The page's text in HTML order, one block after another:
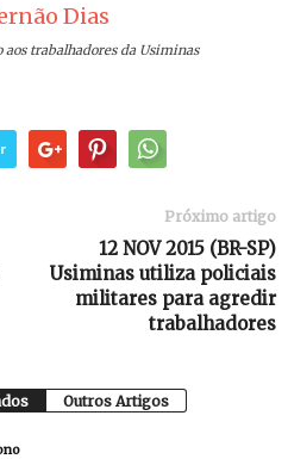
aos trabalhadores da Usiminas
Próximo artigo
12 NOV 2015 (BR-SP)
Usiminas utiliza policiais
militares para agredir
trabalhadores
Outros Artigos